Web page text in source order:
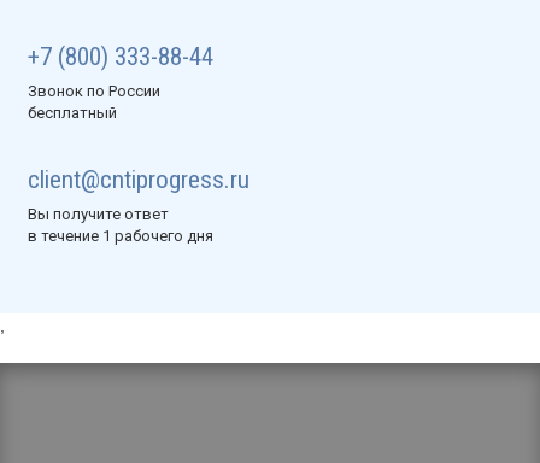
+7 (800) 333-88-44
Звонок по России
бесплатный
client@cntiprogress.ru
Вы получите ответ
в течение 1 рабочего дня